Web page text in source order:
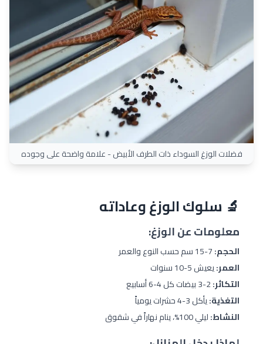
فضلات الوزغ السوداء ذات الطرف الأبيض - علامة واضحة على وجوده
🔬 سلوك الوزغ وعاداته
معلومات عن الوزغ:
الحجم:
العمر:يعيش 5-10 سنوات
التكاثر:
التغذية:يأكل 3-4 حشرات يومياً
النشاط:ليلي 100%، ينام نهاراً في شقوق